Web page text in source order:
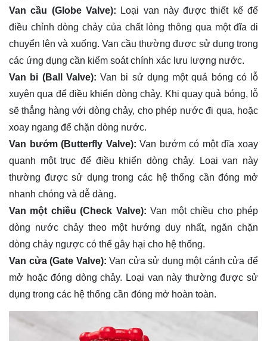
Van cầu (Globe Valve): Loại van này được thiết kế để
điều chỉnh dòng chảy của chất lỏng thông qua một đĩa di
chuyển lên và xuống. Van cầu thường được sử dụng trong
các ứng dụng cần kiểm soát chính xác lưu lượng nước.
Van bi (Ball Valve): Van bi sử dụng một quả bóng có lỗ
xuyên qua để điều khiển dòng chảy. Khi quay quả bóng, lỗ
sẽ thẳng hàng với dòng chảy, cho phép nước đi qua, hoặc
xoay ngang để chặn dòng nước.
Van bướm (Butterfly Valve): Van bướm có một đĩa xoay
quanh một trục để điều khiển dòng chảy. Loại van này
thường được sử dụng trong các hệ thống cần đóng mở
nhanh chóng và dễ dàng.
Van một chiều (Check Valve): Van một chiều cho phép
dòng nước chảy theo một hướng duy nhất, ngăn chặn
dòng chảy ngược có thể gây hại cho hệ thống.
Van cửa (Gate Valve): Van cửa sử dụng một cánh cửa để
mở hoặc đóng dòng chảy. Loại van này thường được sử
dụng trong các hệ thống cần đóng mở hoàn toàn.